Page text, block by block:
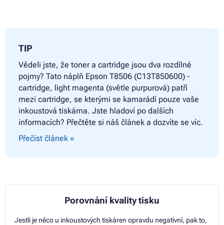
TIP
Vědeli jste, že toner a cartridge jsou dva rozdílné
pojmy? Tato náplň Epson T8506 (C13T850600) -
cartridge, light magenta (světle purpurová) patří
mezi cartridge, se kterými se kamarádí pouze vaše
inkoustová tiskárna. Jste hladoví po dalších
informacích? Přečtěte si náš článek a dozvíte se víc.
Přečíst článek »
Porovnání kvality tisku
Jestli je něco u inkoustových tiskáren opravdu negativní, pak to,